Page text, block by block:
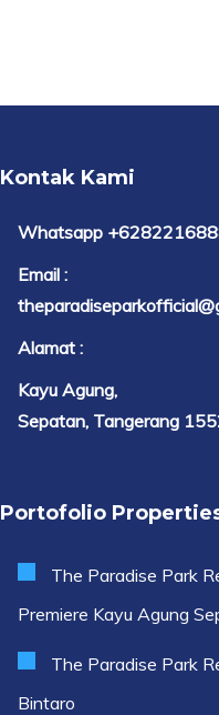
Kontak Kami
Whatsapp
Email :
Alamat :
Kayu Agung,
Sepatan, Tangerang
Portofolio
The Paradise Park
Premiere Kayu Agung
The Paradise Park
Bintaro